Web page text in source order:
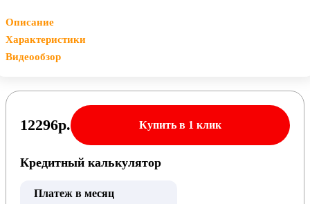
Описание
Характеристики
Видеообзор
12296р. Купить в 1 клик
Кредитный калькулятор
Платеж в месяц